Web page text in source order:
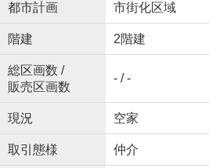
都市計画 市街化区域
階建 2階建
総区画数 /
販売区画数
- / -
現況 空家
取引態様 仲介